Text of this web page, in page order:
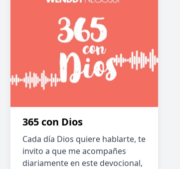
365 con Dios
Cada día Dios quiere hablarte, te
invito a que me acompañes
diariamente en este devocional,